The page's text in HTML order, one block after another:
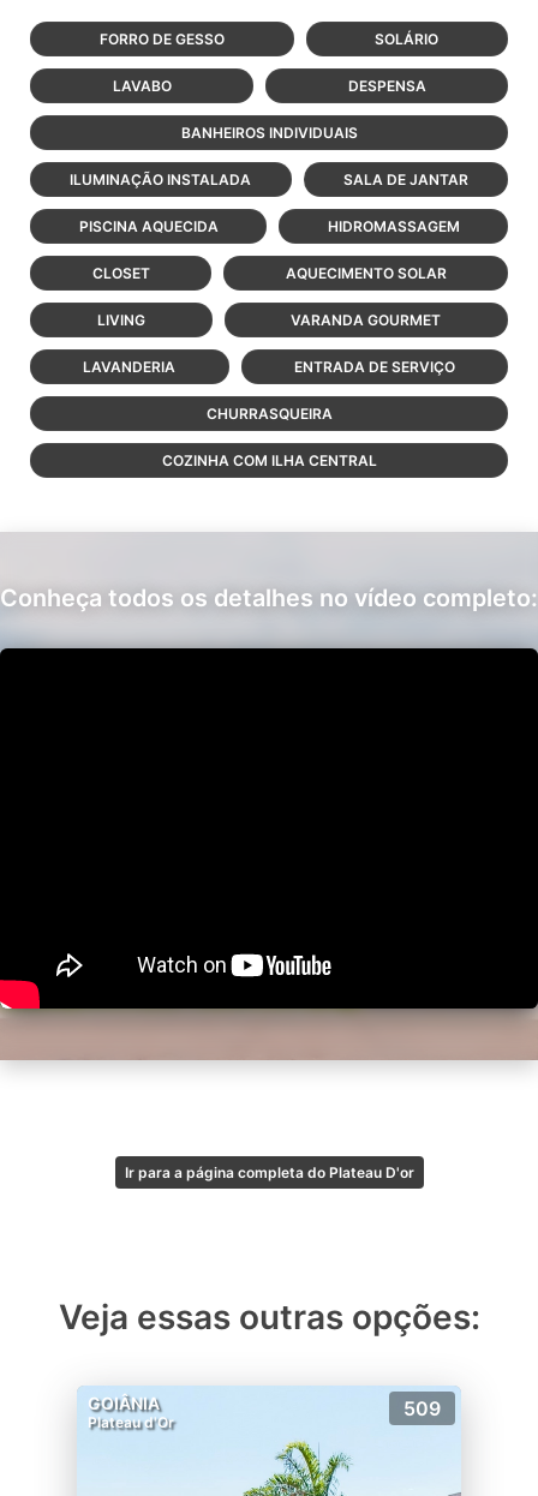
FORRO DE GESSO SOLÁRIO
LAVABO DESPENSA
BANHEIROS INDIVIDUAIS
ILUMINAÇÃO INSTALADA SALA DE JANTAR
PISCINA AQUECIDA HIDROMASSAGEM
CLOSET AQUECIMENTO SOLAR
LIVING VARANDA GOURMET
LAVANDERIA ENTRADA DE SERVIÇO
CHURRASQUEIRA
COZINHA COM ILHA CENTRAL
Conheça todos os detalhes no vídeo completo:
Ir para a página completa do Plateau D'or
Veja essas outras opções:
GOIÂNIA
Plateau d'Or
509